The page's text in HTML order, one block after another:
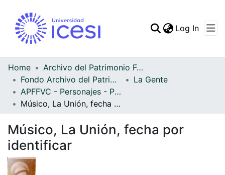
Statistics
Log In
Home
Archivo del Patrimonio Fotográfico y Fílmico del Valle del Cauca
Fondo Archivo del Patrimonio Fotográfico y Fílmico del Valle del Cauca
La Gente
APFFVC - Personajes - Patrimonial
Músico, La Unión, fecha por identificar
Músico, La Unión, fecha por
identificar